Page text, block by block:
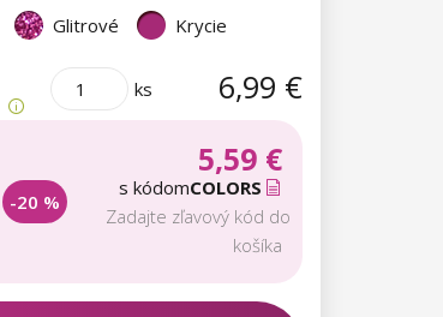
Glitrové
Krycie
ks 6,99 €
-20 %
5,59 €
s kódomCOLORS
Zadajte zľavový kód do
košíka